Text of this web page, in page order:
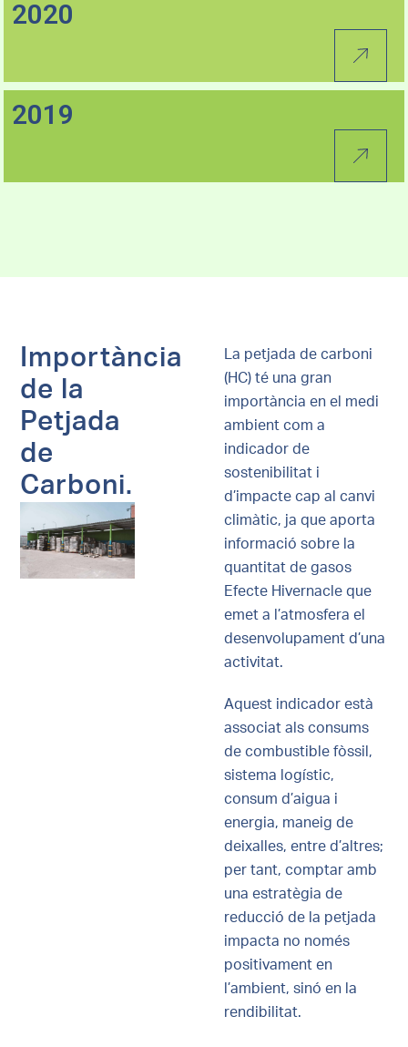
2020
2019
Importància
de la
Petjada
de
Carboni.
La petjada de carboni
(HC) té una gran
importància en el medi
ambient com a
indicador de
sostenibilitat i
d’impacte cap al canvi
climàtic, ja que aporta
informació sobre la
quantitat de gasos
Efecte Hivernacle que
emet a l’atmosfera el
desenvolupament d’una
activitat.
Aquest indicador està
associat als consums
de combustible fòssil,
sistema logístic,
consum d’aigua i
energia, maneig de
deixalles, entre d’altres;
per tant, comptar amb
una estratègia de
reducció de la petjada
impacta no només
positivament en
l’ambient, sinó en la
rendibilitat.